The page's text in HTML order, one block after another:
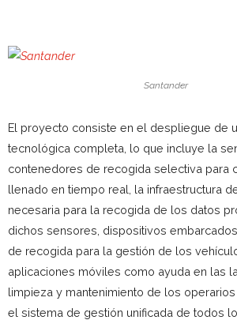
Santander
El proyecto consiste en el despliegue de
tecnológica completa, lo que incluye la
contenedores de recogida selectiva para
llenado en tiempo real, la infraestructura
necesaria para la recogida de los datos
dichos sensores, dispositivos
de recogida para la gestión de los
aplicaciones móviles como ayuda en las
limpieza y mantenimiento de los
el sistema de gestión unificada de todos